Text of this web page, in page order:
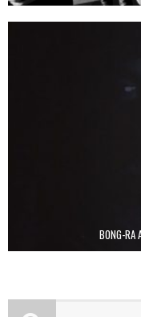
BONG-RA